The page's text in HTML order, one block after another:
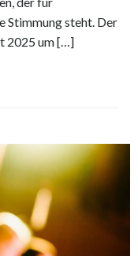
Stimmung steht. Der
2025 um […]